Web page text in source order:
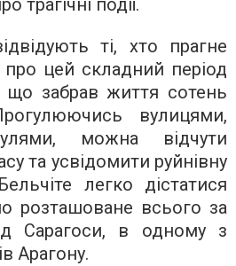
трагічні події.
ті, хто прагне
про цей складний період
що забрав життя сотень
вулицями,
можна відчути
та усвідомити руйнівну
легко дістатися
розташоване всього за
Сарагоси, в одному з
Арагону.